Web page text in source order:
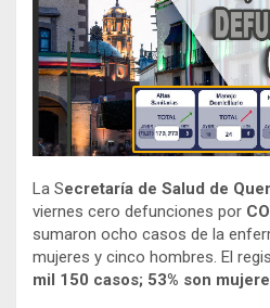
La Secretaría de Salud de
viernes cero defunciones por
sumaron ocho casos de la
mujeres y cinco hombres. El
mil 150 casos; 53% son